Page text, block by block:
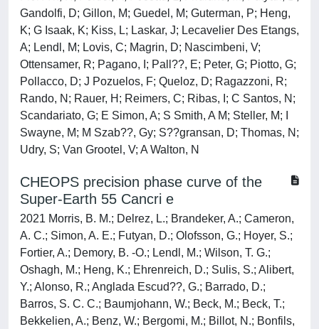
Gandolfi, D; Gillon, M; Guedel, M; Guterman, P; Heng,
K; G Isaak, K; Kiss, L; Laskar, J; Lecavelier Des Etangs,
A; Lendl, M; Lovis, C; Magrin, D; Nascimbeni, V;
Ottensamer, R; Pagano, I; Pall??, E; Peter, G; Piotto, G;
Pollacco, D; J Pozuelos, F; Queloz, D; Ragazzoni, R;
Rando, N; Rauer, H; Reimers, C; Ribas, I; C Santos, N;
Scandariato, G; E Simon, A; S Smith, A M; Steller, M; I
Swayne, M; M Szab??, Gy; S??gransan, D; Thomas, N;
Udry, S; Van Grootel, V; A Walton, N
CHEOPS precision phase curve of the
Super-Earth 55 Cancri e
2021 Morris, B. M.; Delrez, L.; Brandeker, A.; Cameron,
A. C.; Simon, A. E.; Futyan, D.; Olofsson, G.; Hoyer, S.;
Fortier, A.; Demory, B. -O.; Lendl, M.; Wilson, T. G.;
Oshagh, M.; Heng, K.; Ehrenreich, D.; Sulis, S.; Alibert,
Y.; Alonso, R.; Anglada Escud??, G.; Barrado, D.;
Barros, S. C. C.; Baumjohann, W.; Beck, M.; Beck, T.;
Bekkelien, A.; Benz, W.; Bergomi, M.; Billot, N.; Bonfils,